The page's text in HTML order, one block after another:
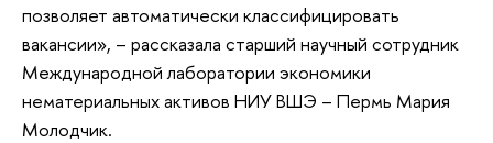
позволяет автоматически классифицировать
вакансии», – рассказала старший научный сотрудник
Международной лаборатории экономики
нематериальных активов НИУ ВШЭ – Пермь Мария
Молодчик.